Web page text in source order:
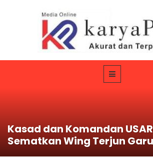
Kasad dan Komandan
Sematkan Wing Terjun